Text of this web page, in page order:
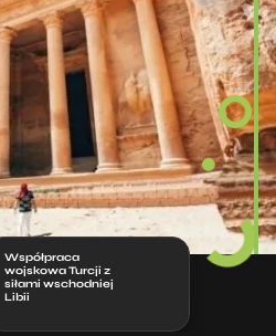
Współpraca
wojskowa Turcji z
siłami wschodniej
Libii